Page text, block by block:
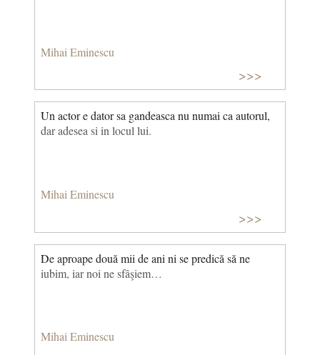
Mihai Eminescu
>>>
Un actor e dator sa gandeasca nu numai ca autorul,
dar adesea si in locul lui.
Mihai Eminescu
>>>
De aproape două mii de ani ni se predică să ne
iubim, iar noi ne sfâşiem…
Mihai Eminescu